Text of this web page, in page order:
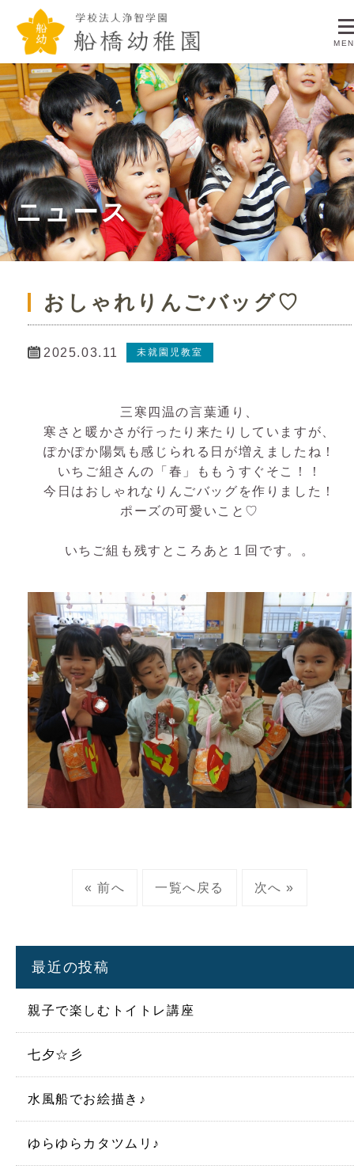
学校法人浄智
ニュース
おしゃれりんごバッグ♡
2025.03.11 未就園児教室
三寒四温の言葉通り、
寒さと暖かさが行ったり来たりしていますが、
ぽかぽか陽気も感じられる日が増えましたね！
いちご組さんの「春」ももうすぐそこ！！
今日はおしゃれなりんごバッグを作りました！
ポーズの可愛いこと♡
いちご組も残すところあと１回です。。
« 前へ 一覧へ戻る 次へ »
最近の投稿
親子で楽しむトイトレ講座
七夕☆彡
水風船でお絵描き♪
ゆらゆらカタツムリ♪